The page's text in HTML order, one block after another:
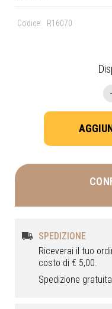
Codice: R16070
SPEDIZIONE
Riceverai il tuo
costo di € 5,00.
Spedizione